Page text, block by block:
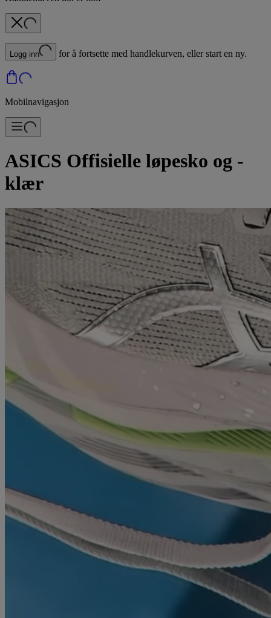
Logg inn for å fortsette med handlekurven, eller start en ny.
Mobilnavigasjon
ASICS Offisielle løpesko og -
klær